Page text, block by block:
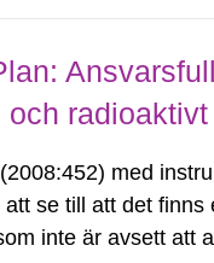
med
se till att det
inte är avsett att